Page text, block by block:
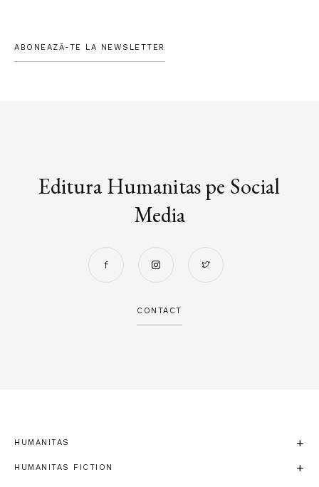
ABONEAZĂ-TE LA NEWSLETTER
Editura Humanitas pe Social
Media
CONTACT
HUMANITAS
HUMANITAS FICTION